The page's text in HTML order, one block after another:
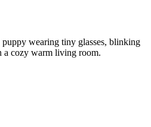
wearing tiny glasses, blinking
a cozy warm living room.